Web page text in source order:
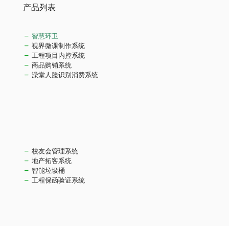
产品列表
智慧环卫
视界微课制作系统
工程项目内控系统
商品购销系统
澡堂人脸识别消费系统
校友会管理系统
地产拓客系统
智能垃圾桶
工程保函验证系统